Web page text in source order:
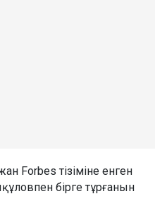
Forbes тізіміне енген
бірге тұрғанын